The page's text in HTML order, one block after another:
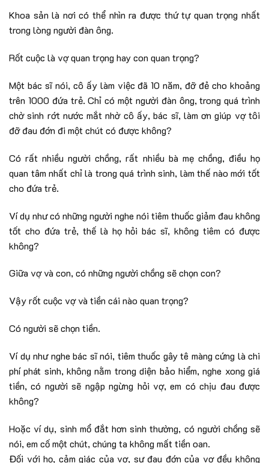
Khoa sản là nơi có thể nhìn ra được thứ tự quan trọng nhất
trong lòng người đàn ông.
Rốt cuộc là vợ quan trọng hay con quan trọng?
Một bác sĩ nói, cô ấy làm việc đã 10 năm, đỡ đẻ cho khoảng
trên 1000 đứa trẻ. Chỉ có một người đàn ông, trong quá trình
chờ sinh rớt nước mắt nhờ cô ấy, bác sĩ, làm ơn giúp vợ tôi
đỡ đau đớn đi một chút có được không?
Có rất nhiều người chồng, rất nhiều bà mẹ chồng, điều họ
quan tâm nhất chỉ là trong quá trình sinh, làm thế nào mới tốt
cho đứa trẻ.
Ví dụ như có những người nghe nói tiêm thuốc giảm đau không
tốt cho đứa trẻ, thế là họ hỏi bác sĩ, không tiêm có được
không?
Giữa vợ và con, có những người chồng sẽ chọn con?
Vậy rốt cuộc vợ và tiền cái nào quan trọng?
Có người sẽ chọn tiền.
Ví dụ như nghe bác sĩ nói, tiêm thuốc gây tê màng cứng là chi
phí phát sinh, không nằm trong diện bảo hiểm, nghe xong giá
tiền, có người sẽ ngập ngừng hỏi vợ, em có chịu đau được
không?
Hoặc ví dụ, sinh mổ đắt hơn sinh thường, có người chồng sẽ
nói, em cố một chút, chúng ta không mất tiền oan.
Đối với họ, cảm giác của vợ, sự đau đớn của vợ đều không